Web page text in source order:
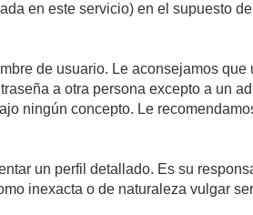
en este servicio) en el supuesto
de usuario. Le aconsejamos
a otra persona excepto a un
ningún concepto. Le
un perfil detallado. Es su
inexacta o de naturaleza vulgar